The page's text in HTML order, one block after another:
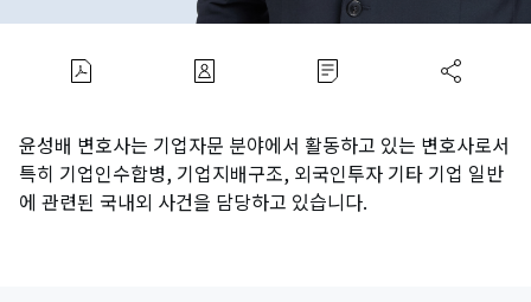
윤성배 변호사는 기업자문 분야에서 활동하고 있는 변호사로서
특히 기업인수합병, 기업지배구조, 외국인투자 기타 기업 일반
에 관련된 국내외 사건을 담당하고 있습니다.